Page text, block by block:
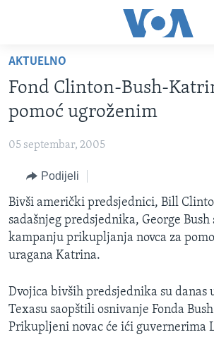
glavni
sadržaj
na
glavnu
navigaciju
pretragu
TV PROGRAM
FOTOGRAFIJE DANA
VIJESTI
SJEDINJENE AMERIČKE DRŽAVE
BOSNA I HERCEGOVINA
SVIJET
NAUKA I TEHNOLOGIJA
SPECIJALNI PROJEKTI
KORUPCIJA
SLOBODA MEDIJA
IZBJEGLIČKA STRANA
MAGAZIN
AKTUELNO
Fond Clinton-Bush-
pomoć ugroženim
05 septembar, 2005
Podijeli
Bivši američki predsjednici, Bill
sadašnjeg predsjednika, George Bush
kampanju prikupljanja novca za
uragana Katrina.
Dvojica bivših predsjednika su danas
Texasu saopštili osnivanje Fonda
Prikupljeni novac će ići guvernerima